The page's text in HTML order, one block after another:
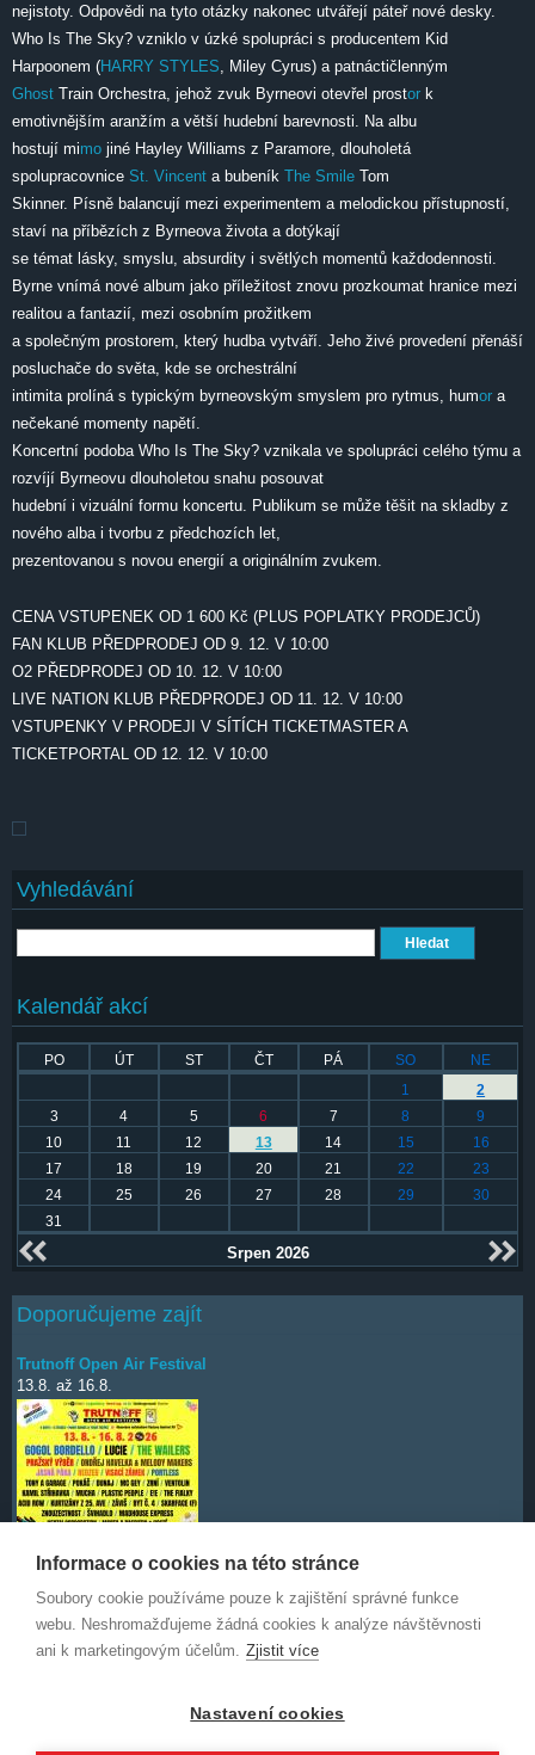
nejistoty. Odpovědi na tyto otázky nakonec utvářejí páteř nové desky.
Who Is The Sky? vzniklo v úzké spolupráci s producentem Kid
Harpoonem (HARRY STYLES , Miley Cyrus) a patnáctičlenným
Ghost Train Orchestra, jehož zvuk Byrneovi otevřel prostor k
emotivnějším aranžím a větší hudební barevnosti. Na albu
hostují mimo jiné Hayley Williams z Paramore, dlouholetá
spolupracovnice St. Vincent a bubeník The Smile Tom
Skinner. Písně balancují mezi experimentem a melodickou přístupností,
staví na příbězích z Byrneova života a dotýkají
se témat lásky, smyslu, absurdity i světlých momentů každodennosti.
Byrne vnímá nové album jako příležitost znovu prozkoumat hranice mezi
realitou a fantazií, mezi osobním prožitkem
a společným prostorem, který hudba vytváří. Jeho živé provedení přenáší
posluchače do světa, kde se orchestrální
intimita prolíná s typickým byrneovským smyslem pro rytmus, humor a
nečekané momenty napětí.
Koncertní podoba Who Is The Sky? vznikala ve spolupráci celého týmu a
rozvíjí Byrneovu dlouholetou snahu posouvat
hudební i vizuální formu koncertu. Publikum se může těšit na skladby z
nového alba i tvorbu z předchozích let,
prezentovanou s novou energií a originálním zvukem.
CENA VSTUPENEK OD 1 600 Kč (PLUS POPLATKY PRODEJCŮ)
FAN KLUB PŘEDPRODEJ OD 9. 12. V 10:00
O2 PŘEDPRODEJ OD 10. 12. V 10:00
LIVE NATION KLUB PŘEDPRODEJ OD 11. 12. V 10:00
VSTUPENKY V PRODEJI V SÍTÍCH TICKETMASTER A
TICKETPORTAL OD 12. 12. V 10:00
Vyhledávání
Kalendář akcí
PO ÚT ST ČT PÁ SO
NE
1
2
3
4 5 6 7 8
9
10
11 12 13 14 15
16
17
18 19 20 21 22
23
24
25 26 27 28 29
30
31
Srpen 2026
Doporučujeme zajít
Trutnoff Open Air Festival
13.8. až 16.8.
Deep Purple
7.10.
Informace o cookies na této stránce
Soubory cookie používáme pouze k zajištění správné funkce
webu. Neshromažďujeme žádná cookies k analýze návštěvnosti
ani k marketingovým účelům. Zjistit více
Nastavení cookies